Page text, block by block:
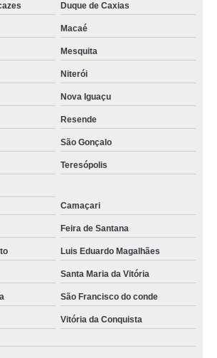
secagem Fercal
esterilização Mogi das Cruzes
de Vasconcelos
secagem laboratório Salvador
Sobradinho II
secagem laboratório Paraisópolis
secagem e esterilização Campo Largo
São João de Meriti
Luzia
Quatro Barras
Santa Rita do Sapucai
Mairiporã
Duque de Caxias
Macaé
Mesquita
Niterói
Nova Iguaçu
Resende
São Gonçalo
Teresópolis
Camaçari
Feira de Santana
Luis Eduardo Magalhães
Santa Maria da Vitória
São Francisco do conde
Vitória da Conquista